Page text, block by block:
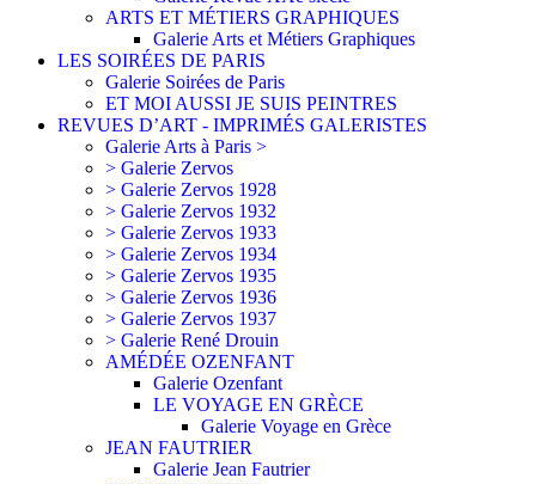
ARTS ET MÉTIERS GRAPHIQUES
Galerie Arts et Métiers Graphiques
LES SOIRÉES DE PARIS
Galerie Soirées de Paris
ET MOI AUSSI JE SUIS PEINTRES
REVUES D’ART - IMPRIMÉS GALERISTES
Galerie Arts à Paris >
> Galerie Zervos
> Galerie Zervos 1928
> Galerie Zervos 1932
> Galerie Zervos 1933
> Galerie Zervos 1934
> Galerie Zervos 1935
> Galerie Zervos 1936
> Galerie Zervos 1937
> Galerie René Drouin
AMÉDÉE OZENFANT
Galerie Ozenfant
LE VOYAGE EN GRÈCE
Galerie Voyage en Grèce
JEAN FAUTRIER
Galerie Jean Fautrier